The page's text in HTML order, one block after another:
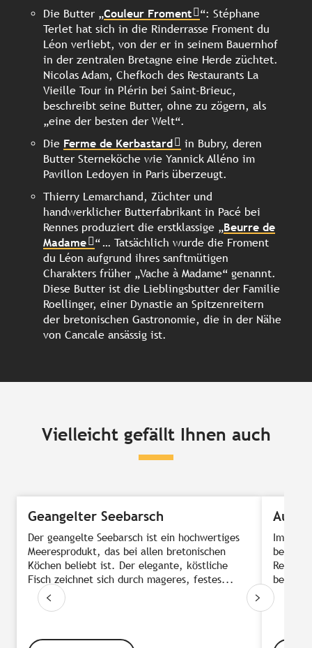
Die Butter „Couleur Froment
“: Stéphane
Terlet hat sich in die Rinderrasse Froment du
Léon verliebt, von der er in seinem Bauernhof
in der zentralen Bretagne eine Herde züchtet.
Nicolas Adam, Chefkoch des Restaurants La
Vieille Tour in Plérin bei Saint-Brieuc,
beschreibt seine Butter, ohne zu zögern, als
„eine der besten der Welt“.
Die Ferme de Kerbastard
in Bubry, deren
Butter Sterneköche wie Yannick Alléno im
Pavillon Ledoyen in Paris überzeugt.
Thierry Lemarchand, Züchter und
handwerklicher Butterfabrikant in Pacé bei
Rennes produziert die erstklassige „Beurre de
Madame
“ … Tatsächlich wurde die Froment
du Léon aufgrund ihres sanftmütigen
Charakters früher „Vache à Madame“ genannt.
Diese Butter ist die Lieblingsbutter der Familie
Roellinger, einer Dynastie an Spitzenreitern
der bretonischen Gastronomie, die in der Nähe
von Cancale ansässig ist.
Vielleicht gefällt Ihnen auch
Geangelter Seebarsch
Der geangelte Seebarsch ist ein hochwertiges
Meeresprodukt, das bei allen bretonischen
Köchen beliebt ist. Der elegante, köstliche
Fisch zeichnet sich durch mageres, festes...
Im